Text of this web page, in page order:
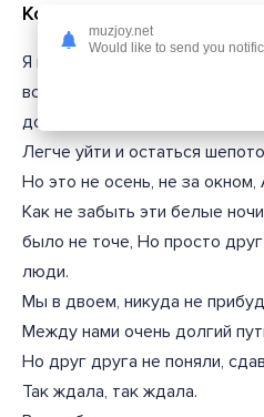
Короткий текст из песни
Я могу стать тем самым
всяких
доводов, Или забыв, я стану
Легче уйти и остаться
Но это не осень, не за окном,
Как не забыть эти белые
было не точе, Но просто
люди.
Мы в двоем, никуда не
Между нами очень долгий
Но друг друга не поняли,
Так ждала, так ждала.
muzjoy.net
Would like to send you